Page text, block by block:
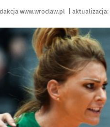
www.wroclaw.pl aktualizacja: